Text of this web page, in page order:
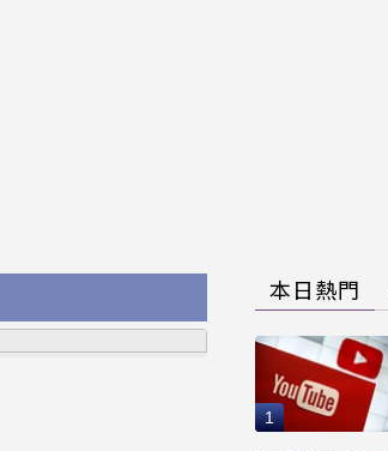
本日熱門